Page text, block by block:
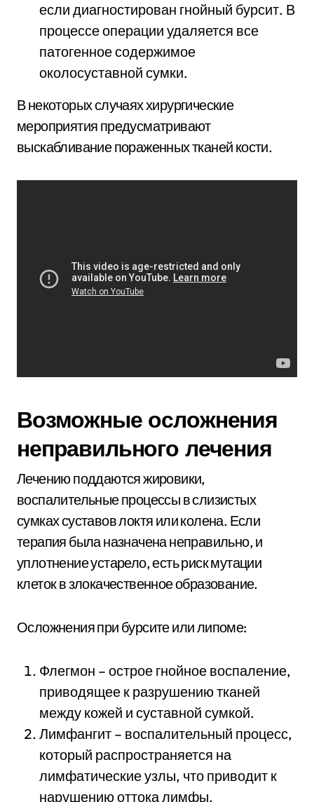
если диагностирован гнойный бурсит. В
процессе операции удаляется все
патогенное содержимое
околосуставной сумки.
В некоторых случаях хирургические
мероприятия предусматривают
выскабливание пораженных тканей кости.
Возможные осложнения
неправильного лечения
Лечению поддаются жировики,
воспалительные процессы в слизистых
сумках суставов локтя или колена. Если
терапия была назначена неправильно, и
уплотнение устарело, есть риск мутации
клеток в злокачественное образование.
Осложнения при бурсите или липоме:
Флегмон – острое гнойное воспаление,
приводящее к разрушению тканей
между кожей и суставной сумкой.
Лимфангит – воспалительный процесс,
который распространяется на
лимфатические узлы, что приводит к
нарушению оттока лимфы.